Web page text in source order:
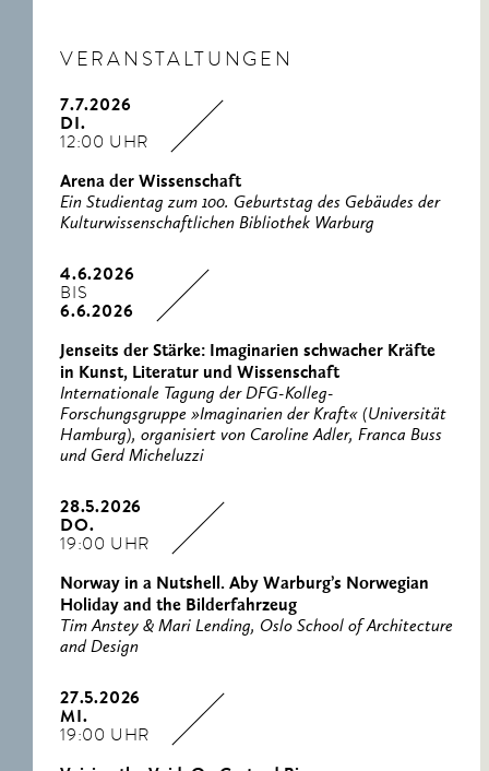
VERANSTALTUNGEN
7.7.2026
DI.
12:00 UHR
Arena der Wissenschaft
Ein Studientag zum 100. Geburtstag des Gebäudes der
Kulturwissenschaftlichen Bibliothek Warburg
4.6.2026
BIS
6.6.2026
Jenseits der Stärke: Imaginarien schwacher Kräfte
in Kunst, Literatur und Wissenschaft
Internationale Tagung der DFG-Kolleg-
Forschungsgruppe »Imaginarien der Kraft« (Universität
Hamburg), organisiert von Caroline Adler, Franca Buss
und Gerd Micheluzzi
28.5.2026
DO.
19:00 UHR
Norway in a Nutshell. Aby Warburg’s Norwegian
Holiday and the Bilderfahrzeug
Tim Anstey & Mari Lending, Oslo School of Architecture
and Design
27.5.2026
MI.
19:00 UHR